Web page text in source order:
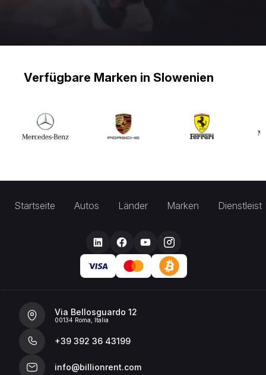
Verfügbare Marken in Slowenien
Startseite Autos Länder Marken
Via Bellosguardo 12
00134 Roma, Italia
+39 392 36 43199
info@billionrent.com